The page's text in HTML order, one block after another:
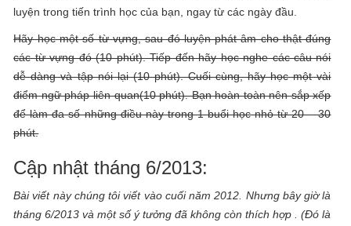
luyện trong tiến trình học của bạn, ngay từ các ngày đầu.
Hãy học một số từ vựng, sau đó luyện phát âm cho thật đúng
các từ vựng đó (10 phút). Tiếp đến hãy học nghe các câu nói
dễ dàng và tập nói lại (10 phút). Cuối cùng, hãy học một vài
điểm ngữ pháp liên quan(10 phút). Bạn hoàn toàn nên sắp xếp
để làm đa số những điều này trong 1 buổi học nhỏ từ 20 – 30
phút.
Cập nhật tháng 6/2013:
Bài viết này chúng tôi viết vào cuối năm 2012. Nhưng bây giờ là
tháng 6/2013 và một số ý tưởng đã không còn thích hợp . (Đó là